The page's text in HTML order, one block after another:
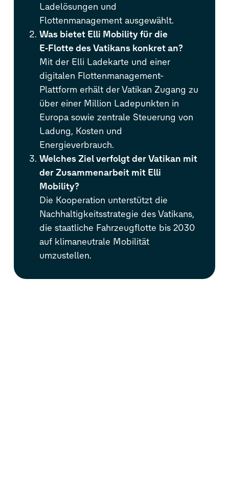
Ladelösungen und
Flottenmanagement ausgewählt.
Was bietet Elli Mobility für die
E‑Flotte des Vatikans konkret an?
Mit der Elli Ladekarte und einer
digitalen Flottenmanagement-
Plattform erhält der Vatikan Zugang zu
über einer Million Ladepunkten in
Europa sowie zentrale Steuerung von
Ladung, Kosten und
Energieverbrauch.
Welches Ziel verfolgt der Vatikan mit
der Zusammenarbeit mit Elli
Mobility?
Die Kooperation unterstützt die
Nachhaltigkeitsstrategie des Vatikans,
die staatliche Fahrzeugflotte bis 2030
auf klimaneutrale Mobilität
umzustellen.